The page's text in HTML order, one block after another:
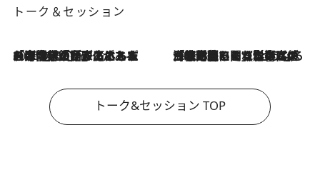
トーク＆セッション
2026.8.3
「今後値上げがあるとすれば…」「リスクがあるのは今年の冬」エネルギー専門家が語る、ホルムズ海峡封鎖が家庭にもたらす“ある心配” 2026.8.3
「住宅建てられない…」「サーチャージ料の高値が続いている」ホルムズ海峡封鎖による影響はいつまで続く？《エネルギー専門家に聞く“どうなる日本の暮らし”》
トーク&セッション TOP